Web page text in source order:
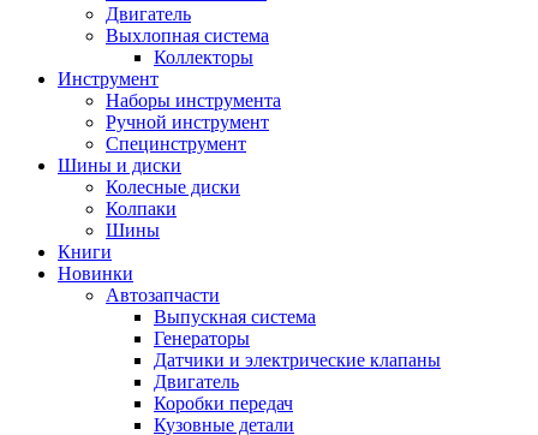
Двигатель
Выхлопная система
Коллекторы
Инструмент
Наборы инструмента
Ручной инструмент
Специнструмент
Шины и диски
Колесные диски
Колпаки
Шины
Книги
Новинки
Автозапчасти
Выпускная система
Генераторы
Датчики и электрические клапаны
Двигатель
Коробки передач
Кузовные детали